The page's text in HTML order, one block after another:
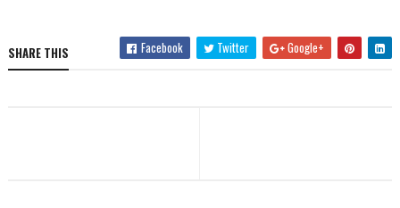
SHARE THIS Facebook Twitter Google+